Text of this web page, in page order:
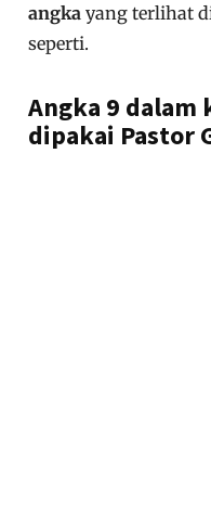
angkayang terlihat
seperti.
Angka 9 dalam
dipakai Pastor